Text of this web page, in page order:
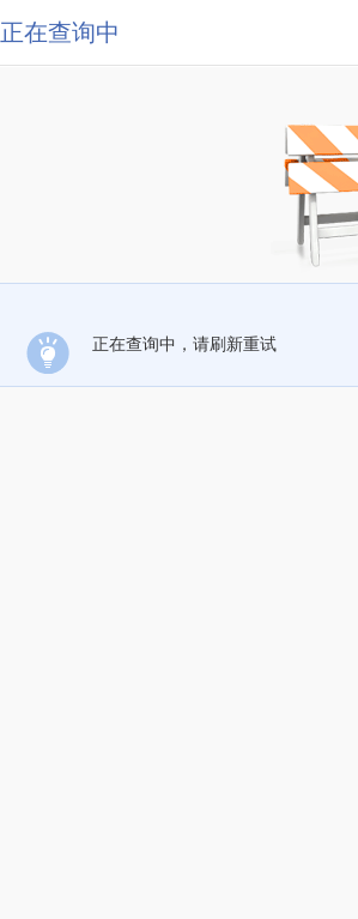
正在查询中
正在查询中，请刷新重试